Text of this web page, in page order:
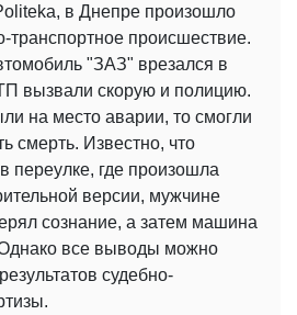
в Днепре произошло
происшествие.
"ЗАЗ" врезался в
вызвали скорую и полицию.
на место аварии, то смогли
смерть. Известно, что
переулке, где произошла
версии, мужчине
сознание, а затем машина
Однако все выводы можно
судебно-